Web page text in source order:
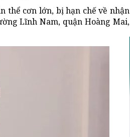
thể cơn lớn, bị hạn chế về nhận
Lĩnh Nam, quận Hoàng Mai,